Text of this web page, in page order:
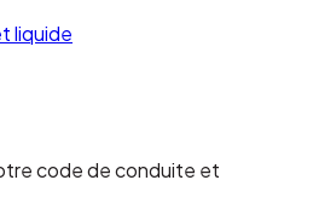
liquide
code de conduite et